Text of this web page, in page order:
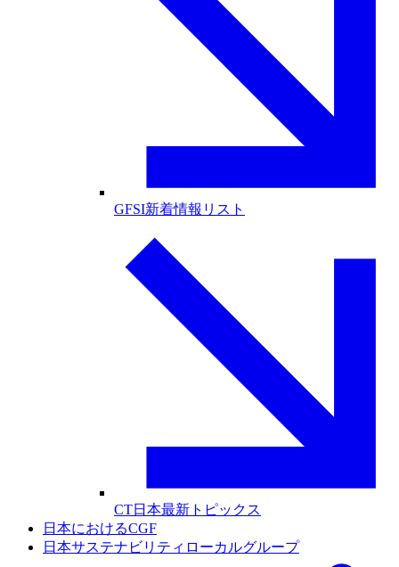
GFSI新着情報リスト
CT日本最新トピックス
日本におけるCGF
日本サステナビリティローカルグループ